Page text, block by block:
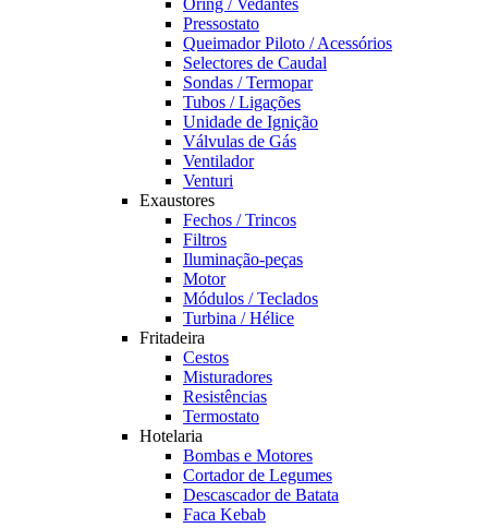
Oring / Vedantes
Pressostato
Queimador Piloto / Acessórios
Selectores de Caudal
Sondas / Termopar
Tubos / Ligações
Unidade de Ignição
Válvulas de Gás
Ventilador
Venturi
Exaustores
Fechos / Trincos
Filtros
Iluminação-peças
Motor
Módulos / Teclados
Turbina / Hélice
Fritadeira
Cestos
Misturadores
Resistências
Termostato
Hotelaria
Bombas e Motores
Cortador de Legumes
Descascador de Batata
Faca Kebab